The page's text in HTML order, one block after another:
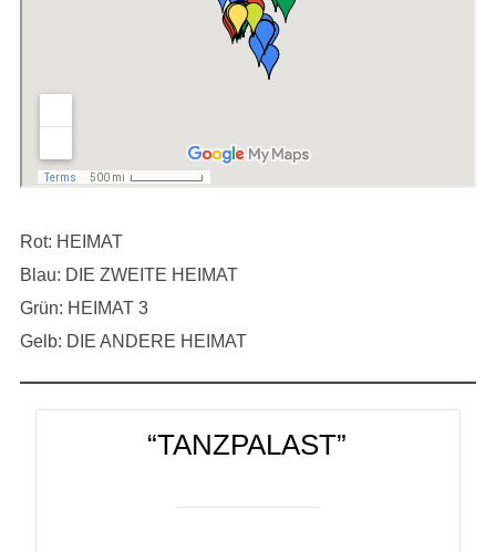
Rot: HEIMAT
Blau: DIE ZWEITE HEIMAT
Grün: HEIMAT 3
Gelb: DIE ANDERE HEIMAT
“TANZPALAST”